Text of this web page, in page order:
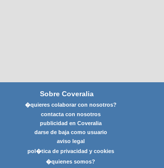
Sobre Coveralia
�quieres colaborar con nosotros?
contacta con nosotros
publicidad en Coveralia
darse de baja como usuario
aviso legal
pol�tica de privacidad y cookies
�quienes somos?